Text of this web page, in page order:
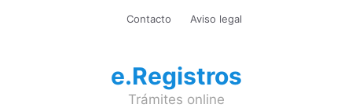
Contacto Aviso legal
e.Registros
Trámites online